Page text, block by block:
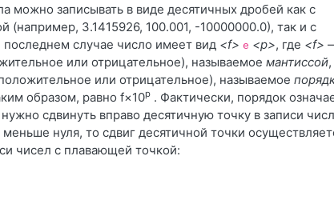
можно записывать в виде десятичных дробей как с
(например, 3.1415926, 100.001, -10000000.0), так и с
случае число имеет вид <f> e <p>, где <f>
или отрицательное), называемое мантиссой
или отрицательное), называемое
образом, равно f×10p . Фактически, порядок
сдвинуть вправо десятичную точку в записи
нуля, то сдвиг десятичной точки
чисел с плавающей точкой: